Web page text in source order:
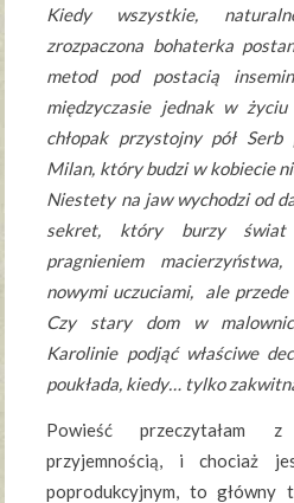
Kiedy wszystkie,
zrozpaczona bohaterka
metod pod postacią
międzyczasie jednak w
chłopak przystojny pół Serb
Milan, który budzi w kobiecie
Niestety na jaw wychodzi od
sekret, który burzy świat
pragnieniem
nowymi uczuciami, ale
Czy stary dom w
Karolinie podjąć właściwe
poukłada, kiedy… tylko
Powieść przeczytałam
przyjemnością, i chociaż
poprodukcyjnym, to główny